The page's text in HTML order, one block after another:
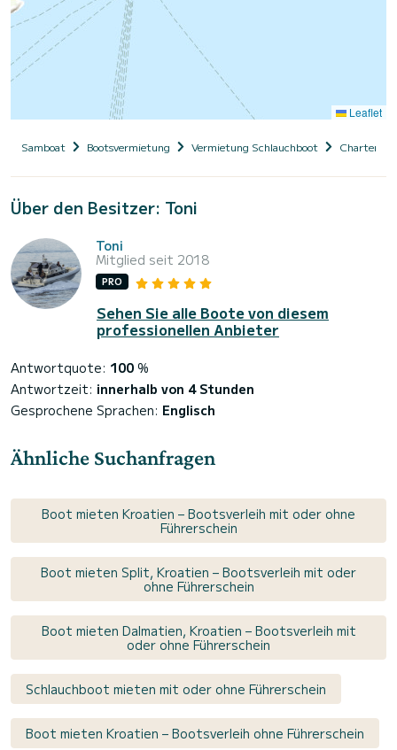
Leaflet
Samboat Bootsvermietung Vermietung Schlauchboot Charter
Über den Besitzer: Toni
Toni
Mitglied seit 2018
PRO
Sehen Sie alle Boote von diesem
professionellen Anbieter
Antwortquote: 100 %
Antwortzeit: innerhalb von 4 Stunden
Gesprochene Sprachen: Englisch
Ähnliche Suchanfragen
Boot mieten Kroatien – Bootsverleih mit oder ohne
Führerschein
Boot mieten Split, Kroatien – Bootsverleih mit oder
ohne Führerschein
Boot mieten Dalmatien, Kroatien – Bootsverleih mit
oder ohne Führerschein
Schlauchboot mieten mit oder ohne Führerschein
Boot mieten Kroatien – Bootsverleih ohne Führerschein